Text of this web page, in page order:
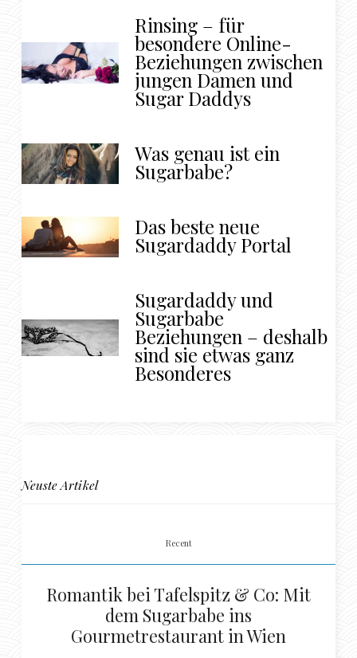
Rinsing – für
besondere Online-
Beziehungen zwischen
jungen Damen und
Sugar Daddys
Was genau ist ein
Sugarbabe?
Das beste neue
Sugardaddy Portal
Sugardaddy und
Sugarbabe
Beziehungen – deshalb
sind sie etwas ganz
Besonderes
Neuste Artikel
Recent
Romantik bei Tafelspitz & Co: Mit
dem Sugarbabe ins
Gourmetrestaurant in Wien